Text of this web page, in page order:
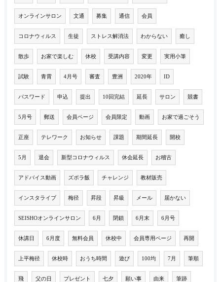
オンラインサロン 文通 募集 通信 会員
コロナウィルス 生徒 ストレス解消法 わからない 癒し
散歩 お家で楽しむ 休校 受講内容 変更 実用小筆
試験 青霄 4月号 審査 豊洲 2020年 ID
パスワード 申込 提出 10回完結 延長 サロン 競書
5月号 郵送 会員ページ 会員限定 動画 お家で過ごそう
正座 テレワーク お知らせ 課題 期間延長 開校
5月 退会 新型コロナウィルス 休会延長 お稽古
アドバイス動画 ズボラ飯 チャレンジ 教材販売
インスタライブ 梅径 昇段 昇級 メール 届かない
SEISHOオンラインサロン 6月 閉鎖 6月末 6月号
休講日 6月度 無料会員 休校中 会員専用ページ 再開
上平梅径 休校時 おうち時間 遊び 100均 7月 筆順
飛 父の日 プレゼント 七夕 願い事 由来 筆跡